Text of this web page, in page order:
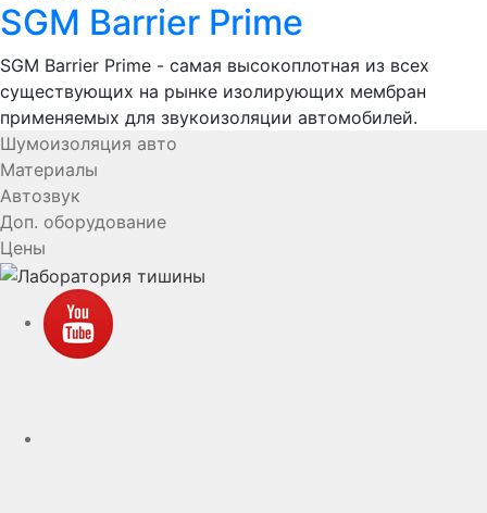
SGM Barrier Prime
SGM Barrier Prime - самая высокоплотная из всех
существующих на рынке изолирующих мембран
применяемых для звукоизоляции автомобилей.
Шумоизоляция авто
Материалы
Автозвук
Доп. оборудование
Цены